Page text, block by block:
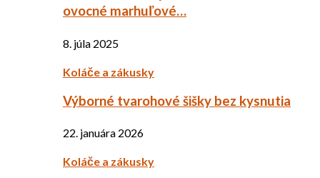
ovocné marhuľové…
8. júla 2025
Koláče a zákusky
Výborné tvarohové šišky bez kysnutia
22. januára 2026
Koláče a zákusky